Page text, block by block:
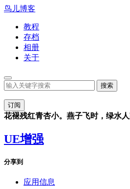
鸟儿博客
教程
存档
相册
关于
订阅
花褪残红青杏小。燕子飞时，绿水人
UE增强
分享到
应用信息